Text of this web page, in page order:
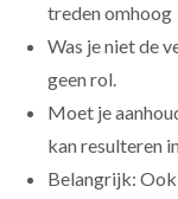
treden omhoog
Was je niet de
geen rol.
Moet je
kan resulteren
Belangrijk: